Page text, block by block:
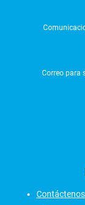
Correo para
Contáctenos